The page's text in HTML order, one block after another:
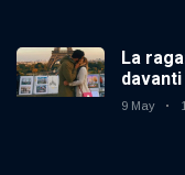
La
9 May